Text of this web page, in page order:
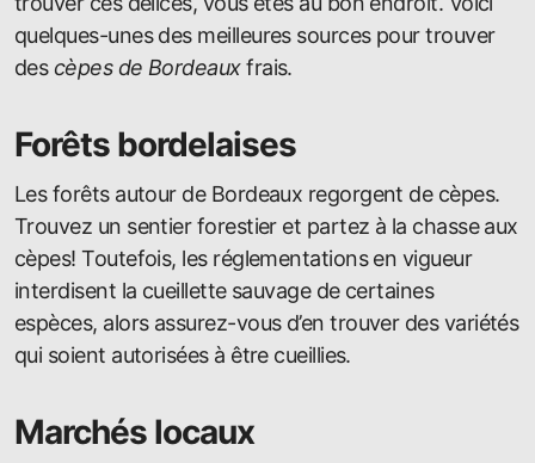
quelques-unes des meilleures sources pour trouver
descèpes de Bordeauxfrais.
Forêts bordelaises
Les forêts autour de Bordeaux regorgent de cèpes.
Trouvez un sentier forestier et partez à la chasse aux
cèpes! Toutefois, les réglementations en vigueur
interdisent la cueillette sauvage de certaines
espèces, alors assurez-vous d’en trouver des variétés
qui soient autorisées à être cueillies.
Marchés locaux